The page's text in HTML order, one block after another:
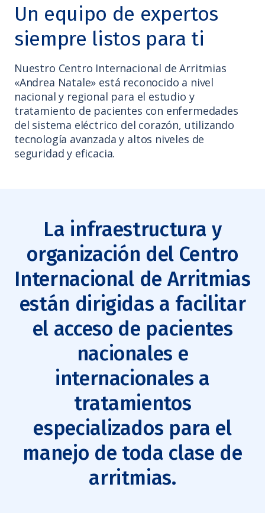
Accesibilidad
Un equipo de expertos
siempre listos para ti
Nuestro Centro Internacional de Arritmias
«Andrea Natale» está reconocido a nivel
nacional y regional para el estudio y
tratamiento de pacientes con enfermedades
del sistema eléctrico del corazón, utilizando
tecnología avanzada y altos niveles de
seguridad y eficacia.
La infraestructura y
organización del Centro
Internacional de Arritmias
están dirigidas a facilitar
el acceso de pacientes
nacionales e
internacionales a
tratamientos
especializados para el
manejo de toda clase de
arritmias.